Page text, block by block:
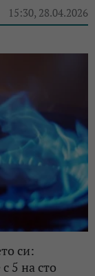
15:30, 28.04.2026
си:
5 на сто